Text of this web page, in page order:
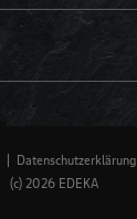
Datenschutzerklärung
(c) 2026 EDEKA